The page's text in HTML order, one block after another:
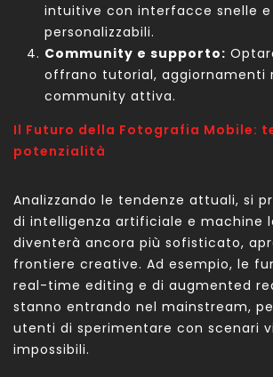
intuitive con interfacce snelle
personalizzabili.
Community e supporto:
offrano tutorial, aggiornamenti
community attiva.
Il Futuro della Fotografia Mobile:
potenzialità
Analizzando le tendenze attuali, si
di intelligenza artificiale e machine
diventerà ancora più sofisticato,
frontiere creative. Ad esempio, le
real-time editing e di augmented
stanno entrando nel mainstream,
utenti di sperimentare con scenari
impossibili.